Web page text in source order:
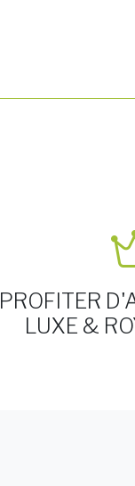
PROFITER
LUXE &